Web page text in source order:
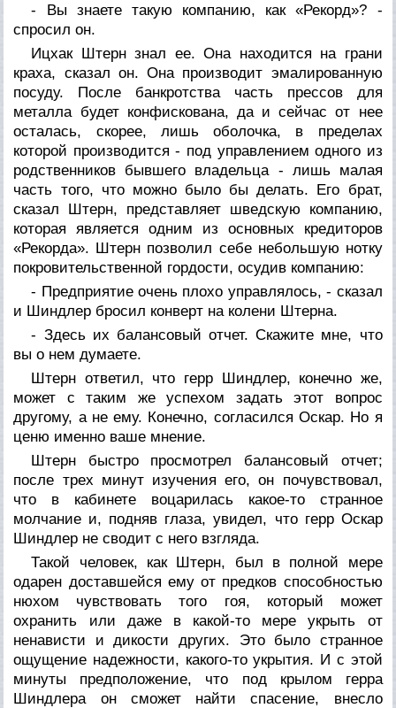
- Вы знаете такую компанию, как «Рекорд»? -
спросил он.
Ицхак Штерн знал ее. Она находится на грани
краха, сказал он. Она производит эмалированную
посуду. После банкротства часть прессов для
металла будет конфискована, да и сейчас от нее
осталась, скорее, лишь оболочка, в пределах
которой производится - под управлением одного из
родственников бывшего владельца - лишь малая
часть того, что можно было бы делать. Его брат,
сказал Штерн, представляет шведскую компанию,
которая является одним из основных кредиторов
«Рекорда». Штерн позволил себе небольшую нотку
покровительственной гордости, осудив компанию:
- Предприятие очень плохо управлялось, - сказал
и Шиндлер бросил конверт на колени Штерна.
- Здесь их балансовый отчет. Скажите мне, что
вы о нем думаете.
Штерн ответил, что герр Шиндлер, конечно же,
может с таким же успехом задать этот вопрос
другому, а не ему. Конечно, согласился Оскар. Но я
ценю именно ваше мнение.
Штерн быстро просмотрел балансовый отчет;
после трех минут изучения его, он почувствовал,
что в кабинете воцарилась какое-то странное
молчание и, подняв глаза, увидел, что герр Оскар
Шиндлер не сводит с него взгляда.
Такой человек, как Штерн, был в полной мере
одарен доставшейся ему от предков способностью
нюхом чувствовать того гоя, который может
охранить или даже в какой-то мере укрыть от
ненависти и дикости других. Это было странное
ощущение надежности, какого-то укрытия. И с этой
минуты предположение, что под крылом герра
Шиндлера он сможет найти спасение, внесло